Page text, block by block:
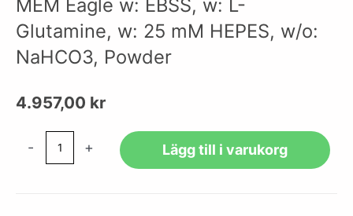
MEM Eagle w: EBSS, w: L-
Glutamine, w: 25 mM HEPES, w/o:
NaHCO3, Powder
4.957,00 kr
- + Lägg till i varukorg